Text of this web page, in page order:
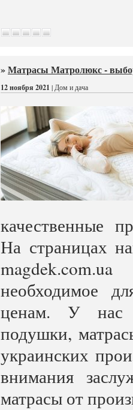
»Матрасы Матролюкс -
12 ноября 2021 | Дом и дача
качественные
На страницах
необходимое
ценам. У нас
подушки,
украинских
внимания
матрасы от